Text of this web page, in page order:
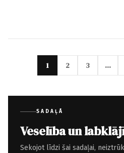
1 2 3 …
SADAĻĀ
Veselība un
Sekojot līdzi šai sadaļai,